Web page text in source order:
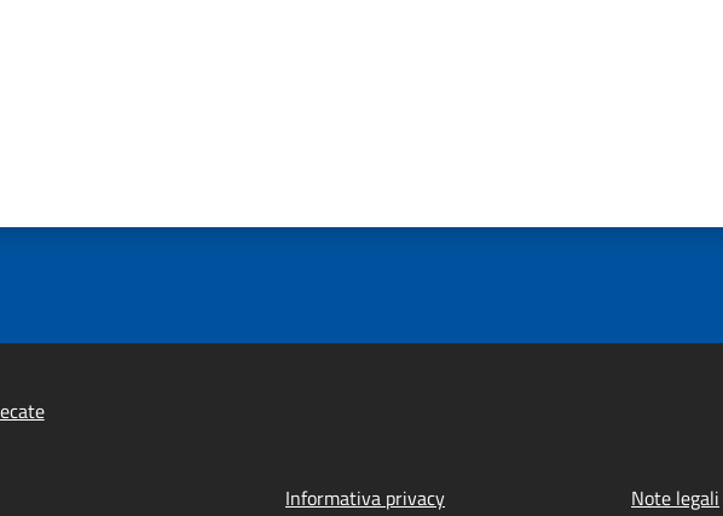
Informativa privacy Note legali